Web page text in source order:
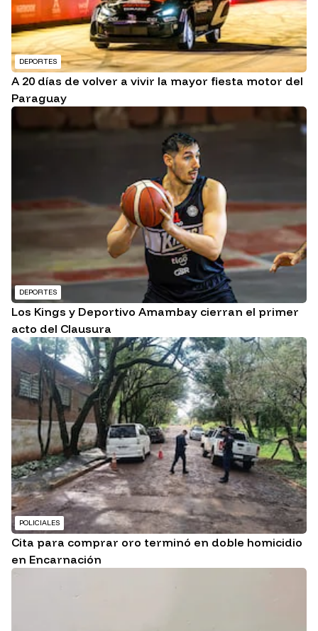
DEPORTES
A 20 días de volver a vivir la mayor fiesta motor del
Paraguay
DEPORTES
Los Kings y Deportivo Amambay cierran el primer
acto del Clausura
POLICIALES
Cita para comprar oro terminó en doble homicidio
en Encarnación